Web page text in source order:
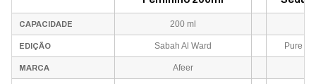
CAPACIDADE 200 ml
EDIÇÃO Sabah Al Ward Pure
MARCA Afeer